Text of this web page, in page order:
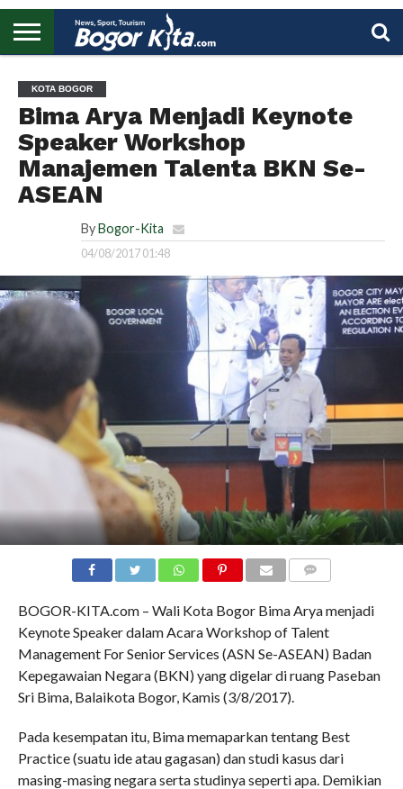
UTAMA
KOTA BOGOR
Bima Arya Menjadi Keynote
Speaker Workshop
Manajemen Talenta BKN Se-
ASEAN
By Bogor-Kita
04/08/2017 01:48
BOGOR-KITA.com – Wali Kota Bogor Bima Arya menjadi
Keynote Speaker dalam Acara Workshop of Talent
Management For Senior Services (ASN Se-ASEAN) Badan
Kepegawaian Negara (BKN) yang digelar di ruang Paseban
Sri Bima, Balaikota Bogor, Kamis (3/8/2017).
Pada kesempatan itu, Bima memaparkan tentang Best
Practice (suatu ide atau gagasan) dan studi kasus dari
masing-masing negara serta studinya seperti apa. Demikian